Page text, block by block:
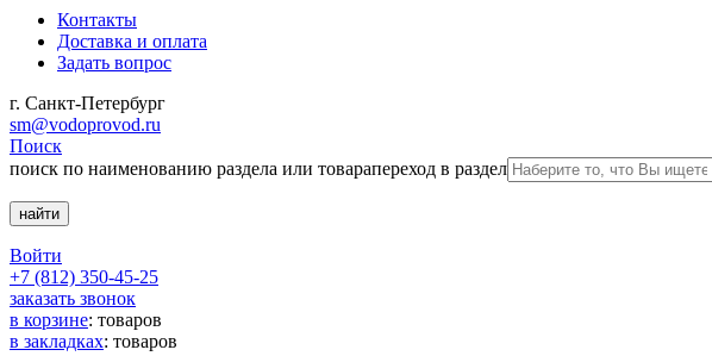
Контакты
Доставка и оплата
Задать вопрос
г. Санкт-Петербург
sm@vodoprovod.ru
Поиск
поиск по наименованию раздела или товарапереход в раздел
Войти
+7 (812) 350-45-25
заказать звонок
в корзине: товаров
в закладках: товаров